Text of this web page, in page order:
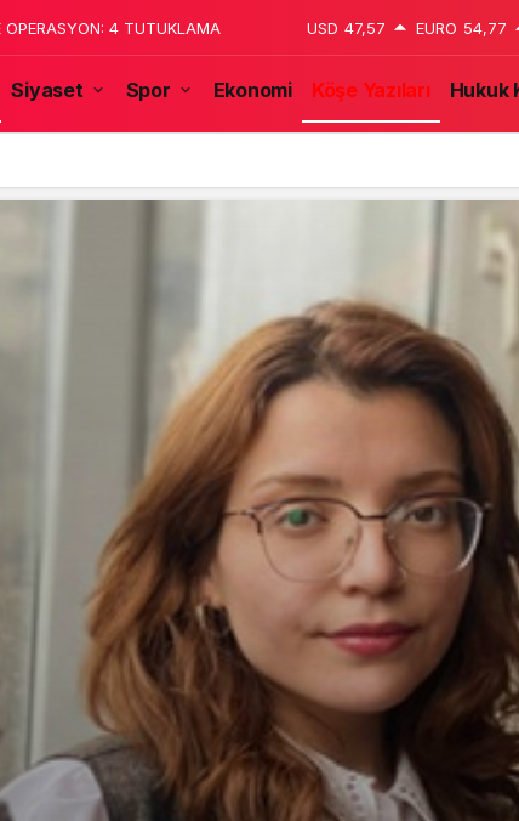
13 yaşındaki çocuk USD 47,57 EURO 54,77
Siyaset Spor Ekonomi Köşe Yazıları Hukuk